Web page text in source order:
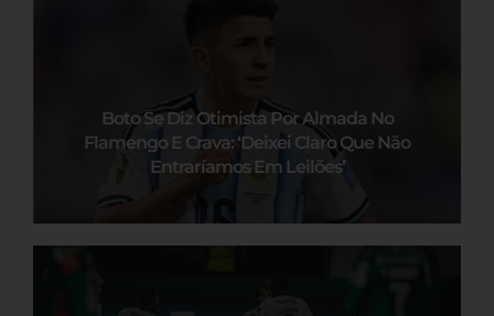
Boto Se Diz Otimista Por Almada No
Flamengo E Crava: ‘Deixei Claro Que Não
Entraríamos Em Leilões’